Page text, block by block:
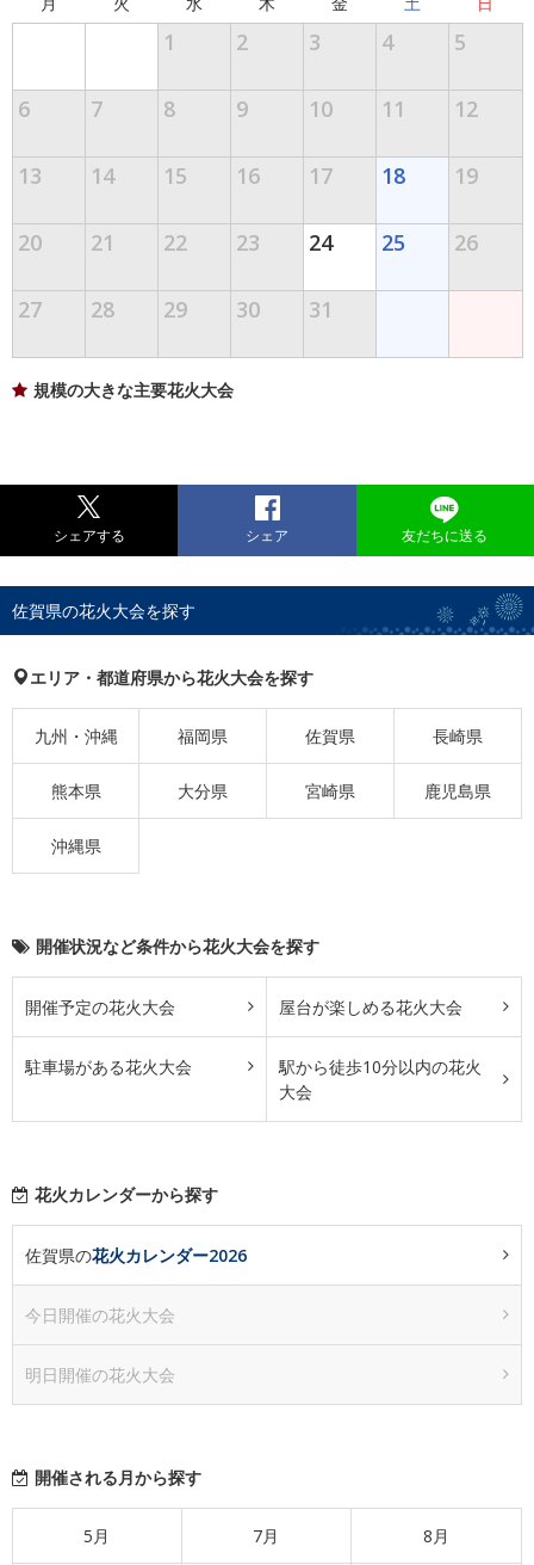
1 2 3 4 5
6 7 8 9 10 11 12
13 14 15 16 17 18 19
20 21 22 23 24 25 26
27 28 29 30 31
規模の大きな主要花火大会
シェアする シェア 友だちに送る
佐賀県の花火大会を探す
エリア・都道府県から花火大会を探す
九州・沖縄 福岡県 佐賀県 長崎県
熊本県 大分県 宮崎県 鹿児島県
沖縄県
開催状況など条件から花火大会を探す
開催予定の花火大会 屋台が楽しめる花火大会
駐車場がある花火大会
駅から徒歩10分以内の花火
大会
花火カレンダーから探す
佐賀県の花火カレンダー2026
今日開催の花火大会
明日開催の花火大会
開催される月から探す
5月 7月 8月